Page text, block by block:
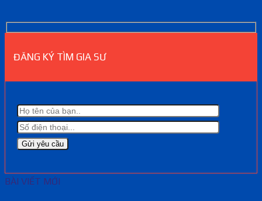
ĐĂNG KÝ TÌM GIA SƯ
BÀI VIẾT MỚI